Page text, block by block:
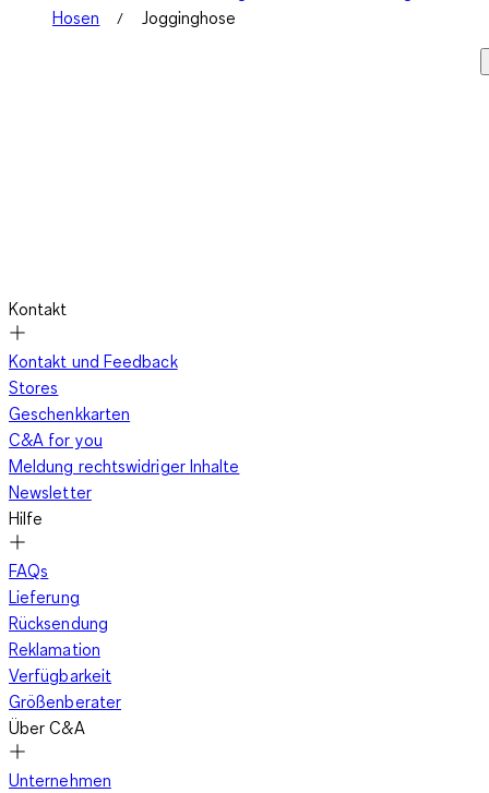
Hosen
Jogginghose
Kontakt
Kontakt und Feedback
Stores
Geschenkkarten
C&A for you
Meldung rechtswidriger Inhalte
Newsletter
Hilfe
FAQs
Lieferung
Rücksendung
Reklamation
Verfügbarkeit
Größenberater
Über C&A
Unternehmen